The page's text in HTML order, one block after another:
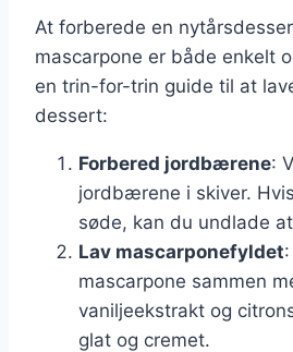
At forberede en
mascarpone er både enkelt
en trin-for-trin guide til at
dessert:
Forbered jordbærene:
jordbærene i skiver.
søde, kan du undlade
Lav mascarponefyldet
mascarpone sammen
vaniljeekstrakt og
glat og cremet.